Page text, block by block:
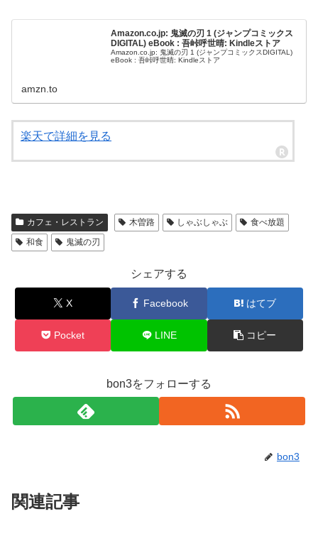
Amazon.co.jp: 鬼滅の刃 1 (ジャンプコミックス
DIGITAL) eBook : 吾峠呼世晴: Kindleストア
Amazon.co.jp: 鬼滅の刃 1 (ジャンプコミックスDIGITAL)
eBook : 吾峠呼世晴: Kindleストア
amzn.to
楽天で詳細を見る
カフェ・レストラン 木曽路 しゃぶしゃぶ
食べ放題
和食
鬼滅の刃
シェアする
X Facebook はてブ
Pocket LINE コピー
bon3をフォローする
bon3
関連記事